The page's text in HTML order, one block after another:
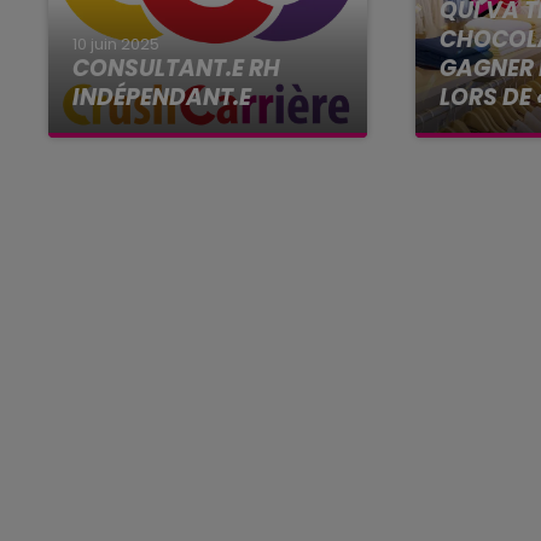
10 juin 2025
CONSULTANT.E RH
INDÉPENDANT.E
Notre cabinet digital, il n’est
QUI VA
LORS DE
Vendredi